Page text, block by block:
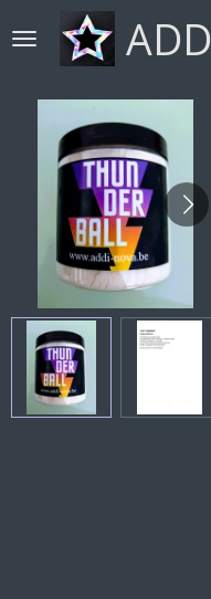
direct
hoofdinhoud